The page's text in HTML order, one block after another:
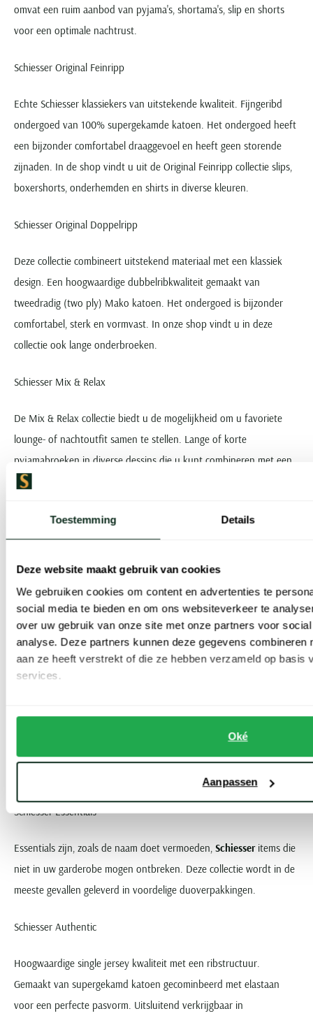
Toestemming Details
Deze website maakt gebruik van cookies
We gebruiken cookies om content en advertenties te
social media te bieden en om ons websiteverkeer te
over uw gebruik van onze site met onze partners voor
analyse. Deze partners kunnen deze gegevens combineren
aan ze heeft verstrekt of die ze hebben verzameld op basis
services.
Oké
Aanpassen
omvat een ruim aanbod van pyjama's, shortama's, slip en shorts
voor een optimale nachtrust.
Schiesser Original Feinripp
Echte Schiesser klassiekers van uitstekende kwaliteit. Fijngeribd
ondergoed van 100% supergekamde katoen. Het ondergoed heeft
een bijzonder comfortabel draaggevoel en heeft geen storende
zijnaden. In de shop vindt u uit de Original Feinripp collectie slips,
boxershorts, onderhemden en shirts in diverse kleuren.
Schiesser Original Doppelripp
Deze collectie combineert uitstekend materiaal met een klassiek
design. Een hoogwaardige dubbelribkwaliteit gemaakt van
tweedradig (two ply) Mako katoen. Het ondergoed is bijzonder
comfortabel, sterk en vormvast. In onze shop vindt u in deze
collectie ook lange onderbroeken.
Schiesser Mix & Relax
De Mix & Relax collectie biedt u de mogelijkheid om u favoriete
lounge- of nachtoutfit samen te stellen. Lange of korte
pyjamabroeken in diverse dessins die u kunt combineren met een
pyjamashirt met korte of lange mouw.
Schiesser Long Life Cotton
door de unieke ReaLasting Cotton behandeling. Het ondergoed
blijft er als nieuw uit zien, ook na vele wasbeurten. Gemaakt van
een comfortabele katoen elastaan stof voor een prettige pasvorm.
Schiesser Long Life Soft
Dankzij de toevoeging van MicroModal voelt dit ondergoed extra
zacht aan op de huid en heeft het tevens een optimaal
Schiesser Essentials
Essentials zijn, zoals de naam doet vermoeden, Schiesseritems die
niet in uw garderobe mogen ontbreken. Deze collectie wordt in de
meeste gevallen geleverd in voordelige duoverpakkingen.
Schiesser Authentic
Hoogwaardige single jersey kwaliteit met een ribstructuur.
Gemaakt van supergekamd katoen gecominbeerd met elastaan
voor een perfecte pasvorm. Uitsluitend verkrijgbaar in